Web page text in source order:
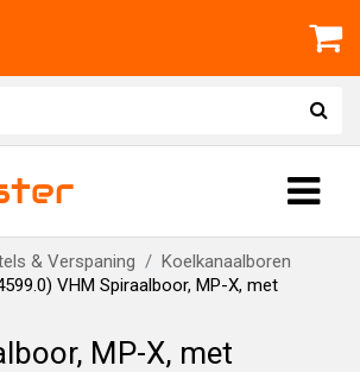
& Verspaning
Koelkanaalboren
VHM Spiraalboor, MP-X, met
MP-X, met